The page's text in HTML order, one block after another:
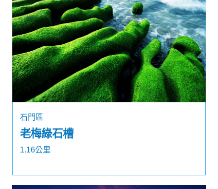
石門區
老梅綠石槽
1.16公里